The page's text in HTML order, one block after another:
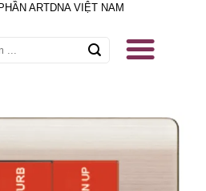
ARTDNA VIỆT NAM